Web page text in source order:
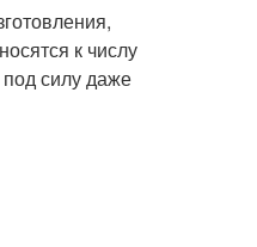
к числу
силу даже